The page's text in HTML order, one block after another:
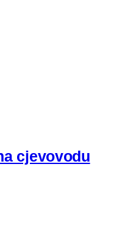
cjevovodu